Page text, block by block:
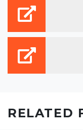
RELATED